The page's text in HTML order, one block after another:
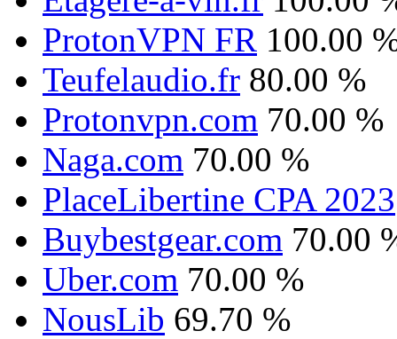
ProtonVPN FR 100.00
Teufelaudio.fr 80.00 %
Protonvpn.com 70.00 %
Naga.com 70.00 %
PlaceLibertine CPA 2023
Buybestgear.com 70.00
Uber.com 70.00 %
NousLib 69.70 %